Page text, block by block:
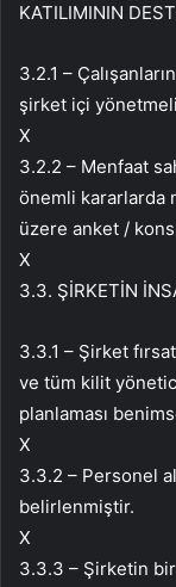
KATILIMININ
3.2.1 –
şirket içi
X
3.2.2 – Menfaat
önemli kararlarda
üzere anket /
X
3.3. ŞİRKETİN
3.3.1 – Şirket
ve tüm kilit
planlaması
X
3.3.2 – Personel
belirlenmiştir.
X
3.3.3 – Şirketin bir